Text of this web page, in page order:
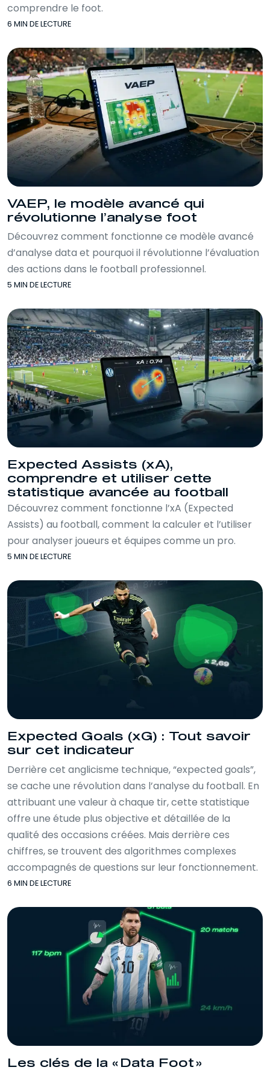
comprendre le foot.
6 MIN DE LECTURE
VAEP, le modèle avancé qui
révolutionne l’analyse foot
Découvrez comment fonctionne ce modèle avancé
d’analyse data et pourquoi il révolutionne l’évaluation
des actions dans le football professionnel.
5 MIN DE LECTURE
Expected Assists (xA),
comprendre et utiliser cette
statistique avancée au football
Découvrez comment fonctionne l’xA (Expected
Assists) au football, comment la calculer et l’utiliser
pour analyser joueurs et équipes comme un pro.
5 MIN DE LECTURE
Expected Goals (xG) : Tout savoir
sur cet indicateur
Derrière cet anglicisme technique, “expected goals”,
se cache une révolution dans l’analyse du football. En
attribuant une valeur à chaque tir, cette statistique
offre une étude plus objective et détaillée de la
qualité des occasions créées. Mais derrière ces
chiffres, se trouvent des algorithmes complexes
accompagnés de questions sur leur fonctionnement.
6 MIN DE LECTURE
Les clés de la « Data Foot »